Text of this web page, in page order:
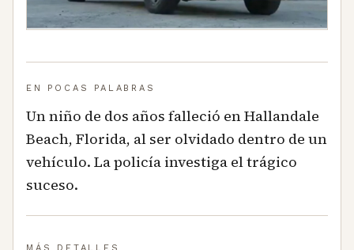
EN POCAS PALABRAS
Un niño de dos años falleció en Hallandale
Beach, Florida, al ser olvidado dentro de un
vehículo. La policía investiga el trágico
suceso.